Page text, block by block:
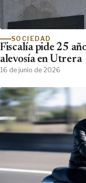
SOCIEDAD
Fiscalía pide 25
alevosía en Utrera
16 de junio de 2026